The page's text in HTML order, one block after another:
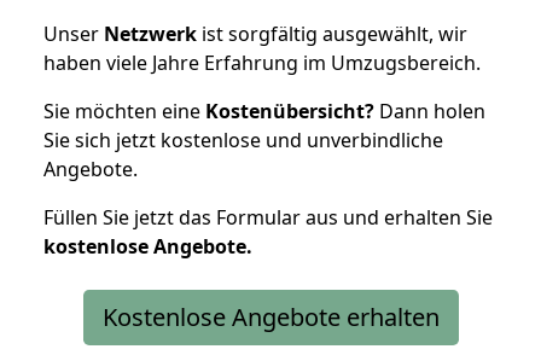
Unser Netzwerk ist sorgfältig ausgewählt, wir
haben viele Jahre Erfahrung im Umzugsbereich.
Sie möchten eine Kostenübersicht? Dann holen
Sie sich jetzt kostenlose und unverbindliche
Angebote.
Füllen Sie jetzt das Formular aus und erhalten Sie
kostenloseAngebote.
Kostenlose Angebote erhalten